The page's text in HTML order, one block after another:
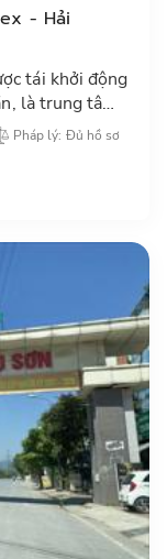
- Hải
tái khởi động
là trung tâm
thành phố Hải
Pháp lý: Đủ hồ sơ